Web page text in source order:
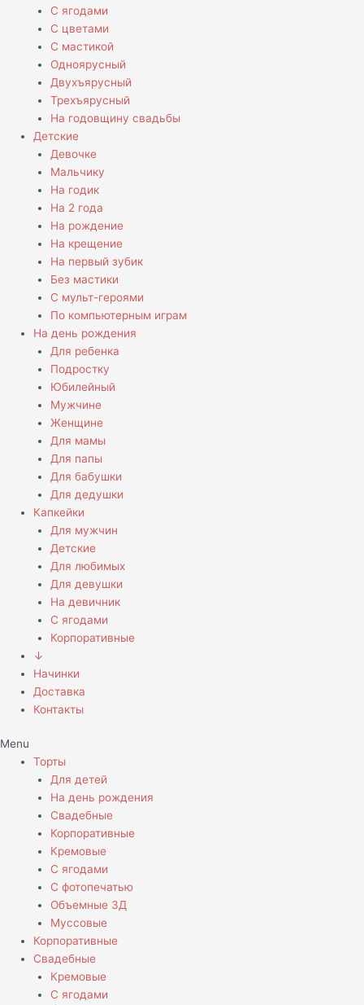
С ягодами
С цветами
С мастикой
Одноярусный
Двухъярусный
Трехъярусный
На годовщину свадьбы
Детские
Девочке
Мальчику
На годик
На 2 года
На рождение
На крещение
На первый зубик
Без мастики
С мульт-героями
По компьютерным играм
На день рождения
Для ребенка
Подростку
Юбилейный
Мужчине
Женщине
Для мамы
Для папы
Для бабушки
Для дедушки
Капкейки
Для мужчин
Детские
Для любимых
Для девушки
На девичник
С ягодами
Корпоративные
↓
Начинки
Доставка
Контакты
Menu
Торты
Для детей
На день рождения
Свадебные
Корпоративные
Кремовые
С ягодами
С фотопечатью
Объемные 3Д
Муссовые
Корпоративные
Свадебные
Кремовые
С ягодами